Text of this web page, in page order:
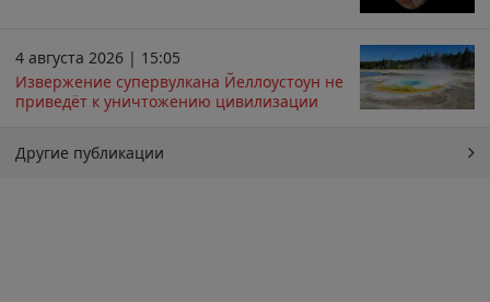
4 августа 2026 | 15:05
Извержение супервулкана Йеллоустоун не
приведёт к уничтожению цивилизации
Другие публикации